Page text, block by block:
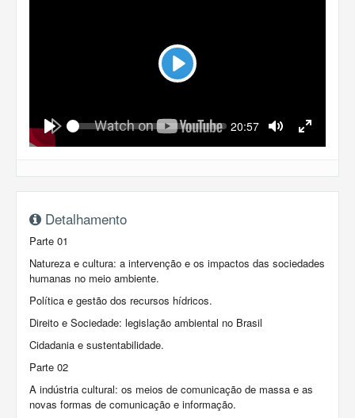
Play
Play
Seek Current
20:57
Mute Fullscreen
Detalhamento
Parte 01
Natureza e cultura: a intervenção e os impactos das sociedades
humanas no meio ambiente.
Política e gestão dos recursos hídricos.
Direito e Sociedade: legislação ambiental no Brasil
Cidadania e sustentabilidade.
Parte 02
A indústria cultural: os meios de comunicação de massa e as
novas formas de comunicação e informação.